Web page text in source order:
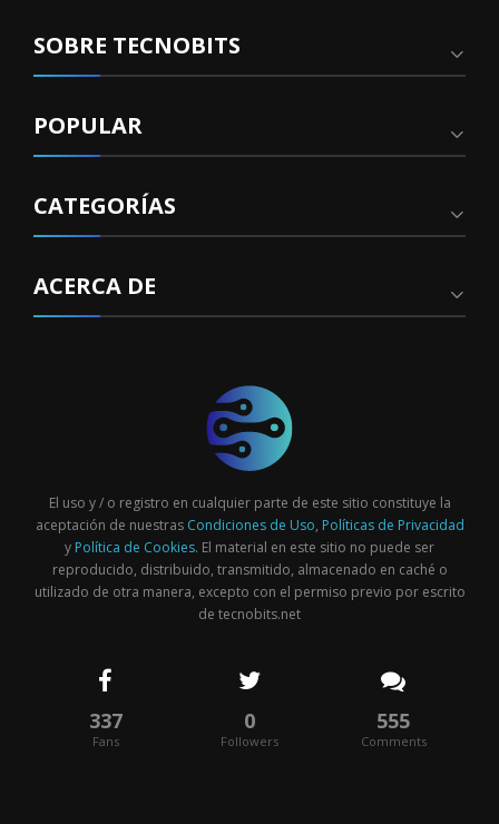
SOBRE TECNOBITS
POPULAR
CATEGORÍAS
ACERCA DE
El uso y / o registro en cualquier parte de este sitio constituye la
aceptación de nuestras Condiciones de Uso, Políticas de Privacidad
y Política de Cookies. El material en este sitio no puede ser
reproducido, distribuido, transmitido, almacenado en caché o
utilizado de otra manera, excepto con el permiso previo por escrito
de tecnobits.net
337
Fans
0
Followers
555
Comments